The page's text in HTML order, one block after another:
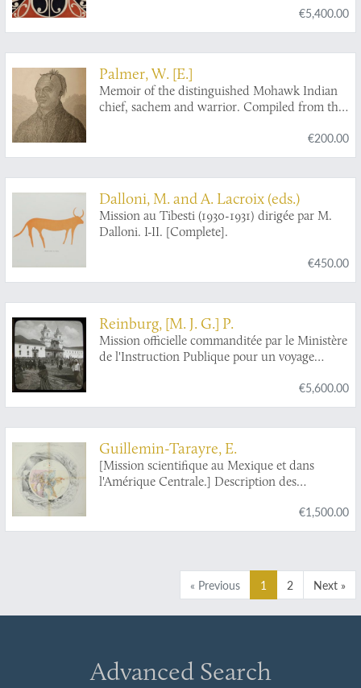
€5,400.00
Palmer, W. [E.]
Memoir of the distinguished Mohawk Indian
chief, sachem and warrior. Compiled from the
a brief history of the principal events of his life,
with an appendix. And portrait. [Of
€200.00
Dalloni, M. and A. Lacroix (eds.)
Mission au Tibesti (1930-1931) dirigée par M.
Dalloni. I-II. [Complete].
€450.00
Reinburg, [M. J. G.] P.
Mission officielle commanditée par le Ministère
de l'Instruction Publique pour un voyage
€5,600.00
Guillemin-Tarayre, E.
[Mission scientifique au Mexique et dans
l'Amérique Centrale.] Description des
€1,500.00
« Previous 1 2 Next »
Advanced Search